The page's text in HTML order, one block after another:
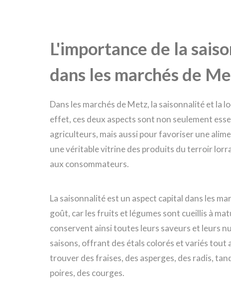
L'importance de la
dans les marchés de
Dans les marchés de Metz, la saisonnalité et la
effet, ces deux aspects sont non seulement
agriculteurs, mais aussi pour favoriser une
une véritable vitrine des produits du terroir
aux consommateurs.
La saisonnalité est un aspect capital dans les
goût, car les fruits et légumes sont cueillis à
conservent ainsi toutes leurs saveurs et leurs
saisons, offrant des étals colorés et variés tout
trouver des fraises, des asperges, des radis,
poires, des courges.